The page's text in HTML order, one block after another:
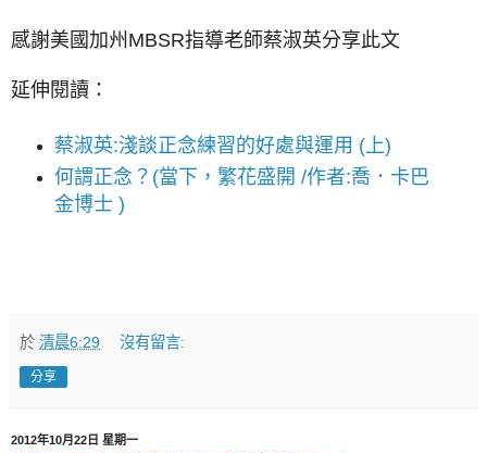
感謝美國加州MBSR指導老師蔡淑英分享此文
延伸閱讀：
蔡淑英:淺談正念練習的好處與運用 (上)
何謂正念？(當下，繁花盛開 /作者:喬．卡巴
金博士 )
於 清晨6:29 沒有留言:
分享
2012年10月22日 星期一